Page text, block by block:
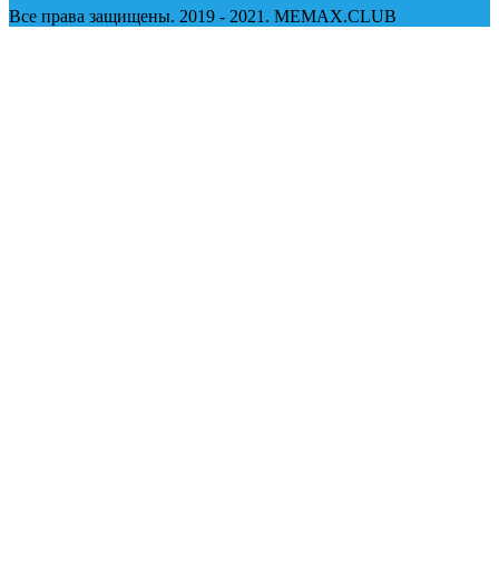
Все права защищены. 2019 - 2021. MEMAX.CLUB